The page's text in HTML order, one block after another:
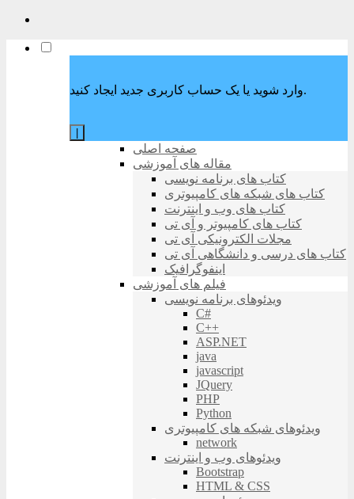
وارد شوید یا یک حساب کاربری جدید ایجاد کنید.
صفحه اصلی
مقاله های آموزشی
کتاب های برنامه نویسی
کتاب های شبکه های کامپیوتری
کتاب های وب و اینترنت
کتاب های کامپیوتر و آی تی
مجلات الکترونیکی آی تی
کتاب های درسی و دانشگاهی آی تی
اینفوگرافیک
فیلم های آموزشی
ویدئوهای برنامه نویسی
C#
C++
ASP.NET
java
javascript
JQuery
PHP
Python
ویدئوهای شبکه های کامپیوتری
network
ویدئوهای وب و اینترنت
Bootstrap
HTML & CSS